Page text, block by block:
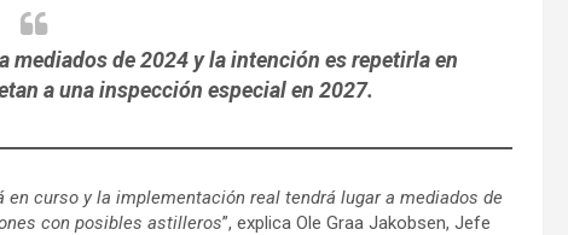
mediados de 2024 y la intención es repetirla en
a una inspección especial en 2027.
curso y la implementación real tendrá lugar a mediados de
con posibles astilleros”, explica Ole Graa Jakobsen, Jefe